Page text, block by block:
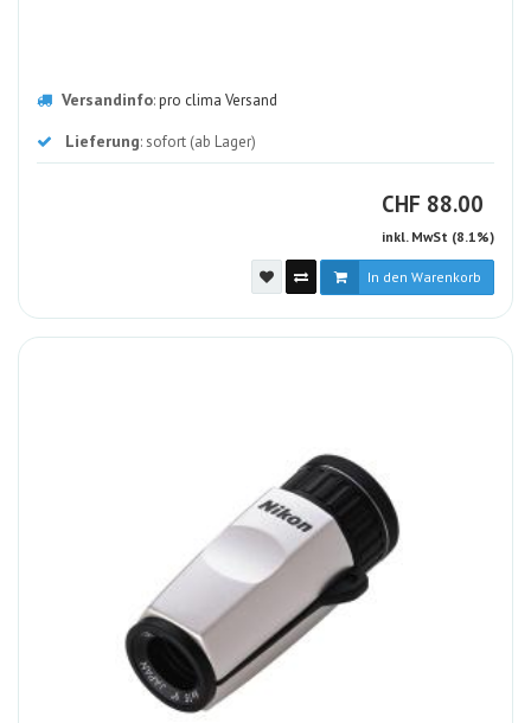
Versandinfo:pro clima Versand
Lieferung: sofort (ab Lager)
CHF CHF
88.00
inkl. MwSt (8.1%)
In den Warenkorb